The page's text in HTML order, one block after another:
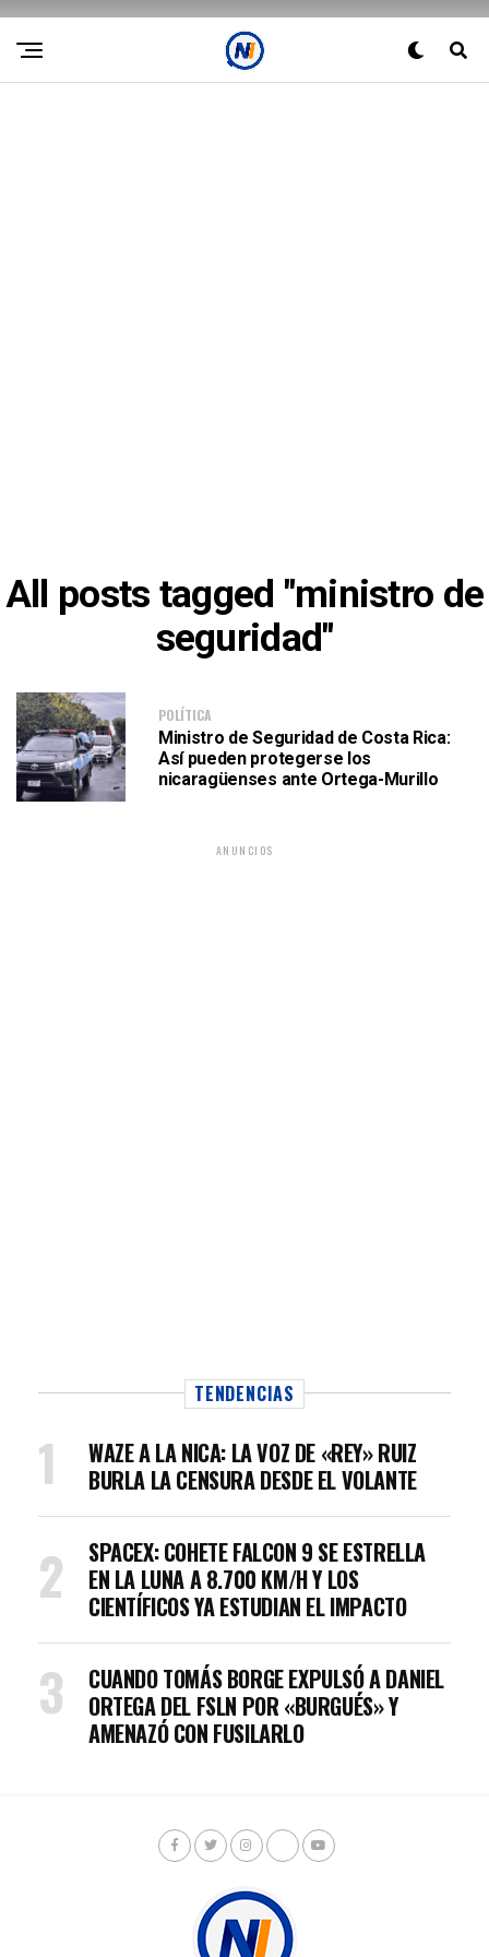
All posts tagged "ministro de
seguridad"
POLÍTICA
Ministro de Seguridad de Costa Rica:
Así pueden protegerse los
nicaragüenses ante Ortega-Murillo
ANUNCIOS
TENDENCIAS
WAZE A LA NICA: LA VOZ DE «REY» RUIZ
BURLA LA CENSURA DESDE EL VOLANTE
SPACEX: COHETE FALCON 9 SE ESTRELLA
EN LA LUNA A 8.700 KM/H Y LOS
CIENTÍFICOS YA ESTUDIAN EL IMPACTO
CUANDO TOMÁS BORGE EXPULSÓ A DANIEL
ORTEGA DEL FSLN POR «BURGUÉS» Y
AMENAZÓ CON FUSILARLO